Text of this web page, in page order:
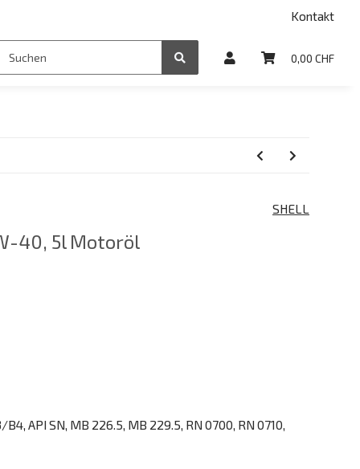
Kontakt
0,00 CHF
SHELL
40, 5l Motoröl
B4, API SN, MB 226.5, MB 229.5, RN 0700, RN 0710,